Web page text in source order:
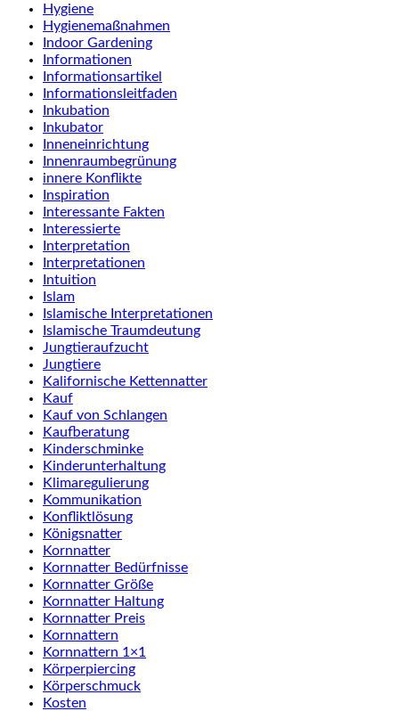
Hygiene
Hygienemaßnahmen
Indoor Gardening
Informationen
Informationsartikel
Informationsleitfaden
Inkubation
Inkubator
Inneneinrichtung
Innenraumbegrünung
innere Konflikte
Inspiration
Interessante Fakten
Interessierte
Interpretation
Interpretationen
Intuition
Islam
Islamische Interpretationen
Islamische Traumdeutung
Jungtieraufzucht
Jungtiere
Kalifornische Kettennatter
Kauf
Kauf von Schlangen
Kaufberatung
Kinderschminke
Kinderunterhaltung
Klimaregulierung
Kommunikation
Konfliktlösung
Königsnatter
Kornnatter
Kornnatter Bedürfnisse
Kornnatter Größe
Kornnatter Haltung
Kornnatter Preis
Kornnattern
Kornnattern 1×1
Körperpiercing
Körperschmuck
Kosten